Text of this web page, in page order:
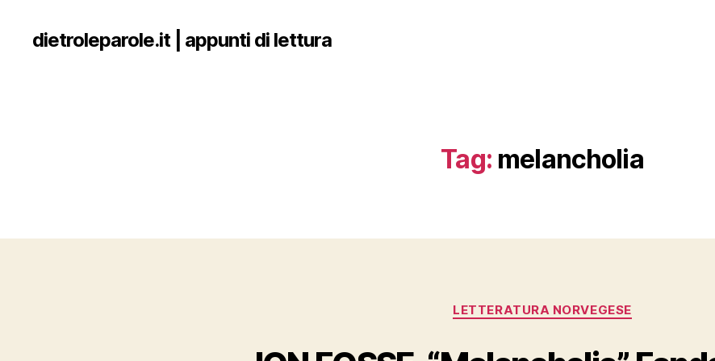
dietroleparole.it | appunti di lettura
Tag: melancholia
Categories
LETTERATURA NORVEGESE